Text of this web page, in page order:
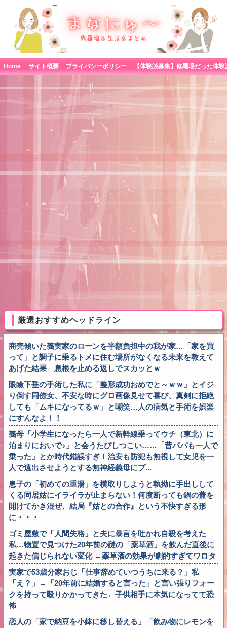
Home サイト概要 プライバシーポリシー
厳選おすすめヘッドライン
商売傾いた義実家のローンを半額負担中の我が家…「家を買
って」と調子に乗るトメに住む場所がなくなる未来を教えて
あげた結果←息根を止める返しでスカッとｗ
眼瞼下垂の手術した私に「整形成功おめでと～ｗｗ」とイジ
り倒す同僚女、不安な時にグロ画像見せて喜び、真剣に拒絶
しても「ムキになってるｗ」と嘲笑…人の病気と手術を娯楽
にすんなよ！！
義母「小学生になったら一人で新幹線乗ってウチ（東北）に
泊まりにおいで♪」と会うたびしつこい……「昔パパも一人で
乗った」とか時代錯誤すぎ！治安も防犯も無視して女児を一
人で遠出させようとする無神経義母にブ...
息子の「初めての重湯」を横取りしようと執拗に手出しして
くる同居姑にイライラが止まらない！何度断っても鍋の蓋を
開けてかき混ぜ、結局『姑との合作』という不快すぎる形
に・・・
ゴミ屋敷で「人間失格」と夫に暴言を吐かれ自殺を考えた
私…物置で見つけた20年前の謎の「薬草酒」を飲んだ直後に
起きた信じられない変化 ←薬草酒の効果が劇的すぎてワロタ
実家で53歳分家おじ「仕事辞めていつうちに来る？」私
「え？」→「20年前に結婚すると言った」と言い張りフォー
クを持って殴りかかってきた←子供相手に本気になってて恐
怖
恋人の「家で納豆を小鉢に移し替える」「飲み物にレモンを